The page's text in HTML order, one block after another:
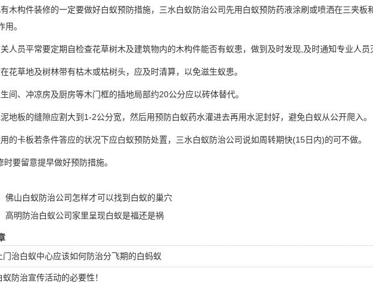
木构件装修的一定要做好白蚁预防措施， 三水白蚁防治公司先用白蚁预防药液涂刷或喷洒在三夹板
用。
人员平常要定期自检查花草树木及建筑物内的木构件能否有蚁患，做到及时发现,及时通知专业人员
花草地及树林带有枯木或枯树头，应及时清算，以免滋生蚁患。
间、冲凉房及厨房等木门框的插地局部约20公分应以砖体替代。
地板的缝隙应割大到1-2公分宽，然后用预防白蚁药水灌进去再用水泥封好，避免白蚁从公开爬入。
的卡板若条件答应的状况下应白蚁预防处置，三水白蚁防治公司说如周转期快(15日内)的可不做。
要留意提早做好预防措施。
佛山白蚁防治公司怎样才可以找到白蚁的巢穴
高明防治白蚁公司家里呈现白蚁是福还是祸
门治白蚁中心应该如何防治分飞期的白蚂蚁
蚁防治宣传活动的必要性！